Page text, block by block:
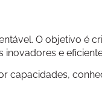
O objetivo é
e
capacidades,